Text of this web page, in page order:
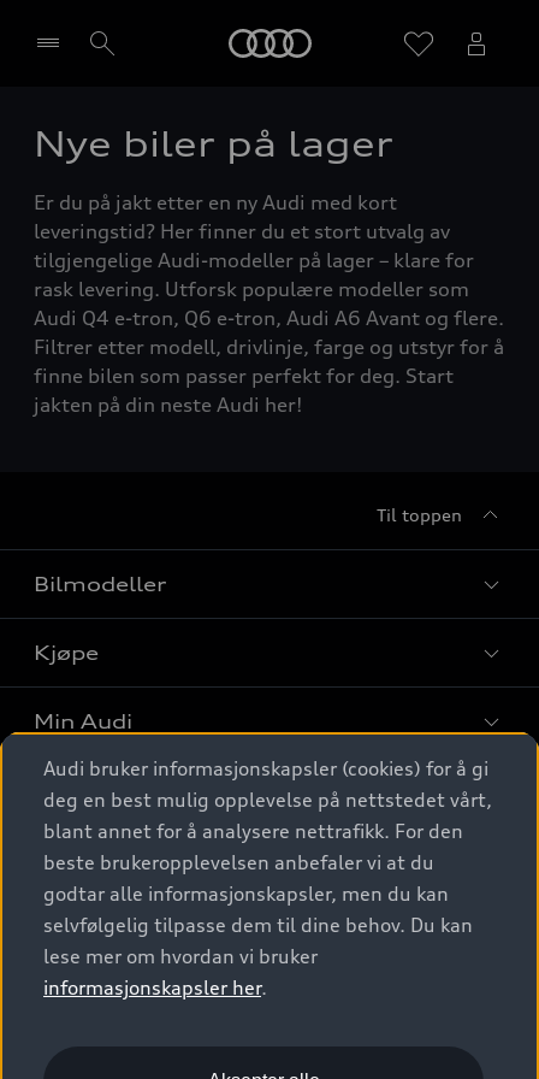
Velg forhandler
Nye biler på lager
Er du på jakt etter en ny Audi med kort
leveringstid? Her finner du et stort utvalg av
tilgjengelige Audi-modeller på lager – klare for
rask levering. Utforsk populære modeller som
Audi Q4 e-tron, Q6 e-tron, Audi A6 Avant og flere.
Filtrer etter modell, drivlinje, farge og utstyr for å
finne bilen som passer perfekt for deg. Start
jakten på din neste Audi her!
Til toppen
Bilmodeller
Finn din Audi
Sammenlign bilmodeller
Elbiler
SUV
Stasjonsvogn
Sportback
S/RS
Konseptbiler og prototyper
Kjøpe
Kjøpshjelp
Biler på lager
Finn forhandler
Bestill prøvekjøring
Kontakt forhandler
Bilgarantier
Min Audi
Behold nybilfølelsen
Audi Originalt tilbehør
Verkstedtjenester
Digitale tjenester
Audi digitale tjenester
Audi connect
Functions on demand
Kom i gang med myAudi
Audi Norge
Kundeservice
Audi Driving Experience
© 2026 AUDI NORGE. All Rights Reserved.
Audi bruker informasjonskapsler (cookies) for å gi
deg en best mulig opplevelse på nettstedet vårt,
blant annet for å analysere nettrafikk. For den
beste brukeropplevelsen anbefaler vi at du
godtar alle informasjonskapsler, men du kan
selvfølgelig tilpasse dem til dine behov. Du kan
lese mer om hvordan vi bruker
informasjonskapsler her.